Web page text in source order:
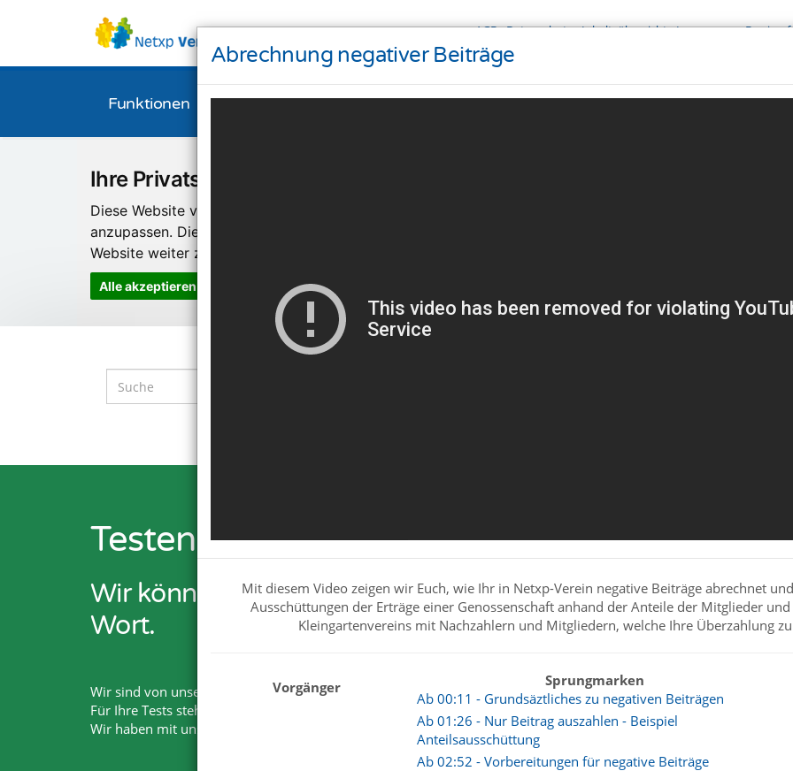
Ihre Privatsphäre ist uns wichtig
Diese Website verwendet Cookies und Targeting Technologien um Ihnen ein besseres Internet-Erlebnis
anzupassen. Diese Technologien nutzen wir außerdem um Ergebnisse zu messen, um zu verstehen,
Website weiter zu entwickeln.
Alle akzeptieren Einstellungen ändern
Funktionen Bestellen Download Seminare Support Referenzen
AGB Datenschutz Inhaltsübersicht Impressum
Abrechnung negativer Beiträge
Mit diesem Video zeigen wir Euch, wie Ihr in Netxp-Verein negative Beiträge abrechnet
Ausschüttungen der Erträge einer Genossenschaft anhand der Anteile der Mitglieder
Kleingartenvereins mit Nachzahlern und Mitgliedern, welche Ihre Überzahlung
Vorgänger
Sprungmarken
Ab 00:11 - Grundsäztliches zu negativen Beiträgen
Ab 01:26 - Nur Beitrag auszahlen - Beispiel
Anteilsausschüttung
Ab 02:52 - Vorbereitungen für negative Beiträge
Testen Sie Netxp-Verein
Wir können Ihnen viel erzählen. Nehmen Sie uns beim
Wort.
Wir sind von unseren Lösungen überzeugt. Deshalb dürfen Sie uns gerne und ausgiebig testen.
Für Ihre Tests steht Ihnen der volle Funktionsumfang zur Verfügung.
Wir haben mit unserem Produkt und Services die überzeugenden Antworten.